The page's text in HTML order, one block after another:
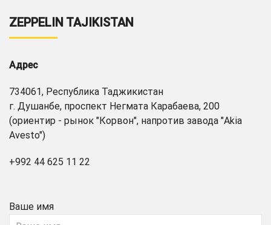
ZEPPELIN TAJIKISTAN
Адрес
734061, Республика Таджикистан
г. Душанбе, проспект Негмата Карабаева, 200
(ориентир - рынок "Корвон", напротив завода "Akia
Avesto")
+992 44 625 11 22
Ваше имя